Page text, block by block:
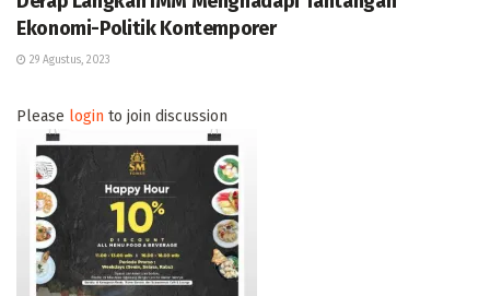
Ekonomi-Politik Kontemporer
29 Agustus, 2023
Please login to join discussion